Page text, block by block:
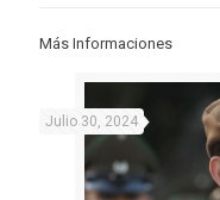
Más Informaciones
Julio 30, 2024